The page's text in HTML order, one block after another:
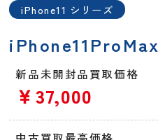
iPhone11 シリーズ
iPhone11ProMax
新品未開封品買取価格
￥37,000